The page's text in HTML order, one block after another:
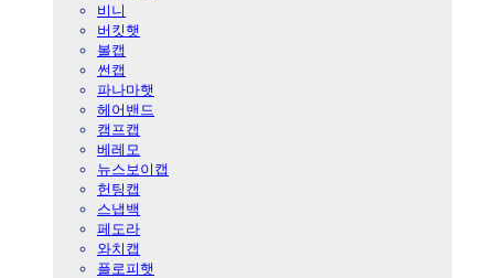
비니
버킷햇
볼캡
썬캡
파나마햇
헤어밴드
캠프캡
베레모
뉴스보이캡
헌팅캡
스냅백
페도라
와치캡
플로피햇